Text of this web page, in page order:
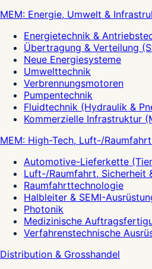
MEM: Energie, Umwelt &
Energietechnik &
Übertragung & Verteilung
Neue Energiesysteme
Umwelttechnik
Verbrennungsmotoren
Pumpentechnik
Fluidtechnik (Hydraulik &
Kommerzielle Infrastruktur
MEM: High-Tech, Luft-/
Automotive-Lieferkette
Luft-/Raumfahrt, Sicherheit
Raumfahrttechnologie
Halbleiter & SEMI-
Photonik
Medizinische
Verfahrenstechnische
Distribution & Grosshandel